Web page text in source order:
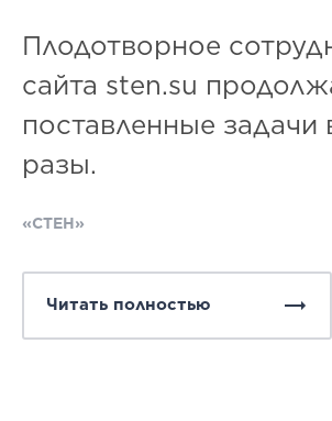
Плодотворное
сайта sten.su
поставленные
разы.
«СТЕН»
Читать полностью